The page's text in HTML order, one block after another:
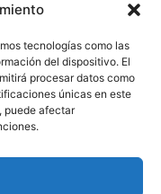
tecnologías como las
del dispositivo. El
procesar datos como
únicas en este
puede afectar
como Kadans nos
global y la forma de
sea diferente al